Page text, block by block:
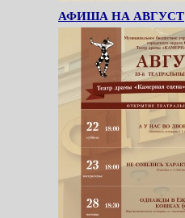
АФИША НА АВГУСТ